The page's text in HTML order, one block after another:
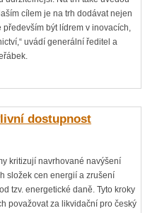
cílem je na trh dodávat nejen
být lídrem v inovacích,
uvádí generální ředitel a
dostupnost
kritizují navrhované navýšení
složek cen energií a zrušení
tzv. energetické daně. Tyto kroky
považovat za likvidační pro český